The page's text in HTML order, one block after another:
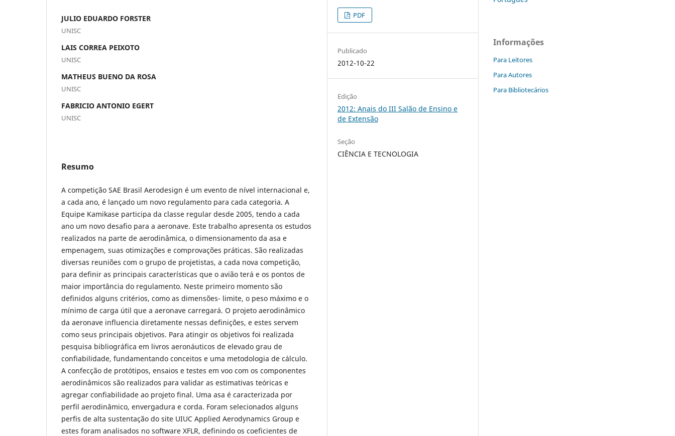
JULIO EDUARDO FORSTER
UNISC
LAIS CORREA PEIXOTO
UNISC
MATHEUS BUENO DA ROSA
UNISC
FABRICIO ANTONIO EGERT
UNISC
Resumo
A competição SAE Brasil Aerodesign é um evento de nível internacional e,
a cada ano, é lançado um novo regulamento para cada categoria. A
Equipe Kamikase participa da classe regular desde 2005, tendo a cada
ano um novo desafio para a aeronave. Este trabalho apresenta os estudos
realizados na parte de aerodinâmica, o dimensionamento da asa e
empenagem, suas otimizações e comprovações práticas. São realizadas
diversas reuniões com o grupo de projetistas, a cada nova competição,
para definir as principais características que o avião terá e os pontos de
maior importância do regulamento. Neste primeiro momento são
definidos alguns critérios, como as dimensões- limite, o peso máximo e o
mínimo de carga útil que a aeronave carregará. O projeto aerodinâmico
da aeronave influencia diretamente nessas definições, e estes servem
como seus principais objetivos. Para atingir os objetivos foi realizada
pesquisa bibliográfica em livros aeronáuticos de elevado grau de
confiabilidade, fundamentando conceitos e uma metodologia de cálculo.
A confecção de protótipos, ensaios e testes em voo com os componentes
aerodinâmicos são realizados para validar as estimativas teóricas e
agregar confiabilidade ao projeto final. Uma asa é caracterizada por
perfil aerodinâmico, envergadura e corda. Foram selecionados alguns
perfis de alta sustentação do site UIUC Applied Aerodynamics Group e
estes foram analisados no software XFLR, definindo os coeficientes de
PDF
Publicado
2012-10-22
Edição
2012: Anais do III Salão de Ensino e
de Extensão
Seção
CIÊNCIA E TECNOLOGIA
Informações
Para Leitores
Para Autores
Para Bibliotecários